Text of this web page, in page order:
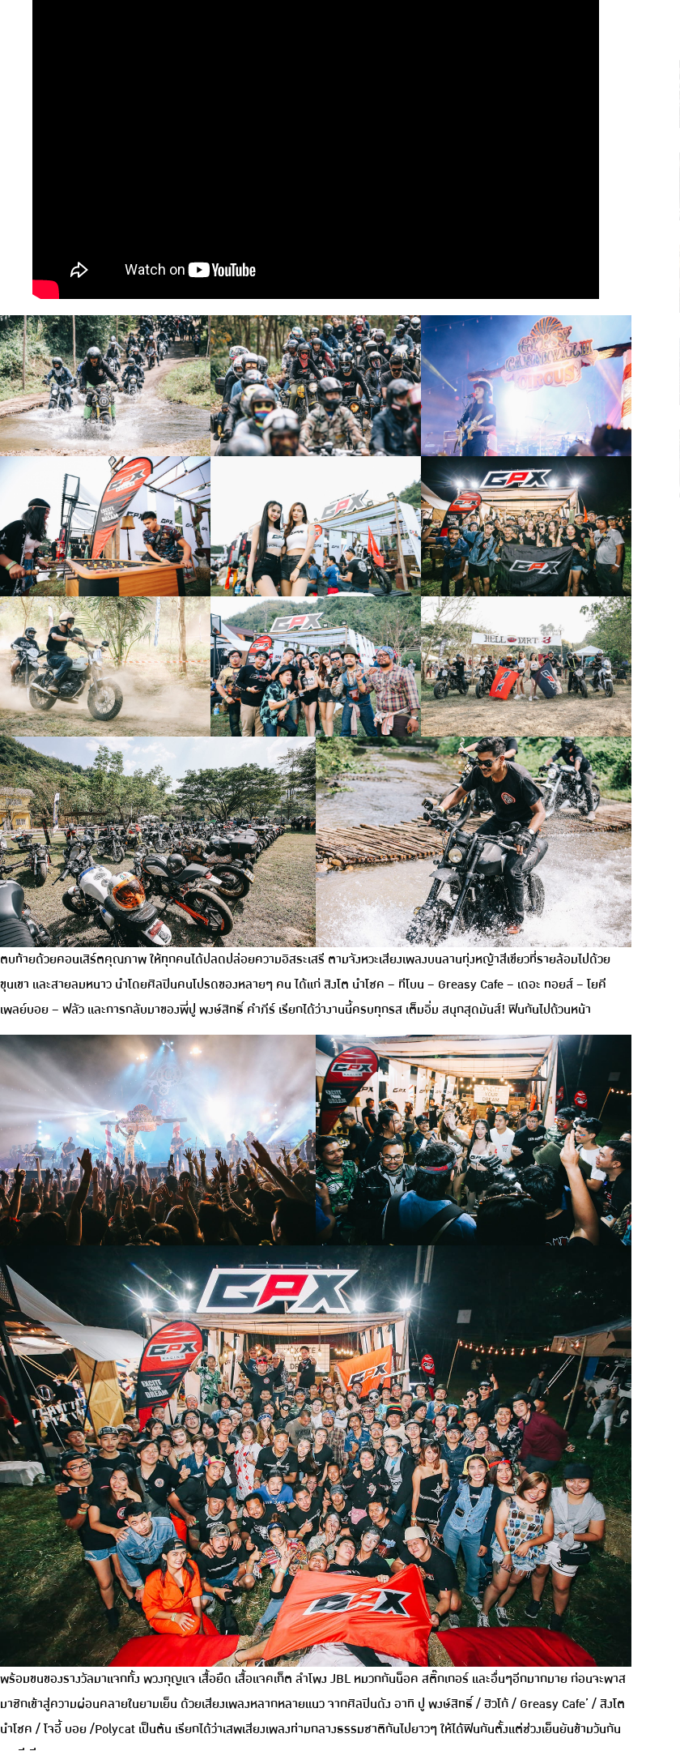
ตบท้ายด้วยคอนเสิร์ตคุณภาพ ให้ทุกคนได้ปลดปล่อยความอิสระเสรี ตามจังหวะเสียงเพลงบนลานทุ่งหญ้าสีเขียวที่รายล้อมไปด้วย
ขุนเขา และสายลมหนาว นำโดยศิลปินคนโปรดของหลายๆ คน ได้แก่ สิงโต นำโชค – ทีโบน – Greasy Cafe – เดอะ ทอยส์ – โยคี
เพลย์บอย – ฟลัว และการกลับมาของพี่ปู พงษ์สิทธิ์ คำภีร์ เรียกได้ว่างานนี้ครบทุกรส เต็มอิ่ม สนุกสุดมันส์! ฟินกันไปถ้วนหน้า
พร้อมขนของรางวัลมาแจกทั้ง พวงกุญแจ เสื้อยืด เสื้อแจคเก็ต ลำโพง JBL หมวกกันน็อค สติ๊กเกอร์ และอื่นๆอีกมากมาย ก่อนจะพาส
มาชิกเข้าสู่ความผ่อนคลายในยามเย็น ด้วยเสียงเพลงหลากหลายแนว จากศิลปินดัง อาทิ ปู พงษ์สิทธิ์ / ฮิวโก้ / Greasy Cafe’ / สิงโต
นำโชค / โจอี้ บอย /Polycat เป็นต้น เรียกได้ว่าเสพเสียงเพลงท่ามกลางธรรมชาติกันไปยาวๆ ให้ได้ฟินกันตั้งแต่ช่วงเย็นยันข้ามวันกัน